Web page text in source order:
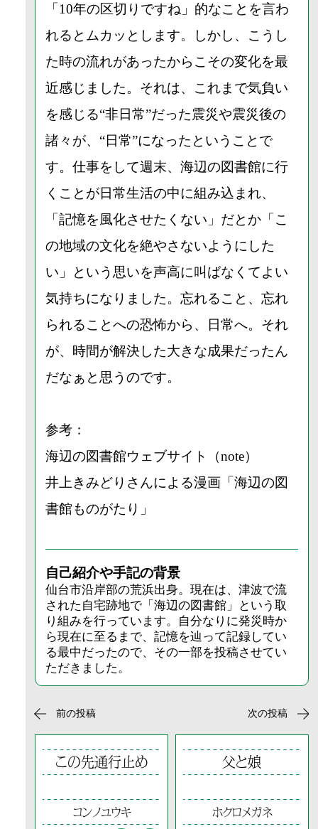
「10年の区切りですね」的なことを言わ
れるとムカッとします。しかし、こうし
た時の流れがあったからこその変化を最
近感じました。それは、これまで気負い
を感じる“非日常”だった震災や震災後の
諸々が、“日常”になったということで
す。仕事をして週末、海辺の図書館に行
くことが日常生活の中に組み込まれ、
「記憶を風化させたくない」だとか「こ
の地域の文化を絶やさないようにした
い」という思いを声高に叫ばなくてよい
気持ちになりました。忘れること、忘れ
られることへの恐怖から、日常へ。それ
が、時間が解決した大きな成果だったん
だなぁと思うのです。
参考：
海辺の図書館ウェブサイト（note）
井上きみどりさんによる漫画「海辺の図
書館ものがたり」
自己紹介や手記の背景
仙台市沿岸部の荒浜出身。現在は、津波で流
された自宅跡地で「海辺の図書館」という取
り組みを行っています。自分なりに発災時か
ら現在に至るまで、記憶を辿って記録してい
る最中だったので、その一部を投稿させてい
ただきました。
前の投稿
この先通行止め
コンノユウキ
次の投稿
父と娘
ホクロメガネ